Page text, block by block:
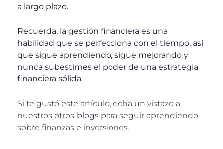
a largo plazo.
Recuerda, la gestión financiera es una
habilidad que se perfecciona con el tiempo, así
que sigue aprendiendo, sigue mejorando y
nunca subestimes el poder de una estrategia
financiera sólida.
Si te gustó este artículo, echa un vistazo a
nuestros otros blogs para seguir aprendiendo
sobre finanzas e inversiones.